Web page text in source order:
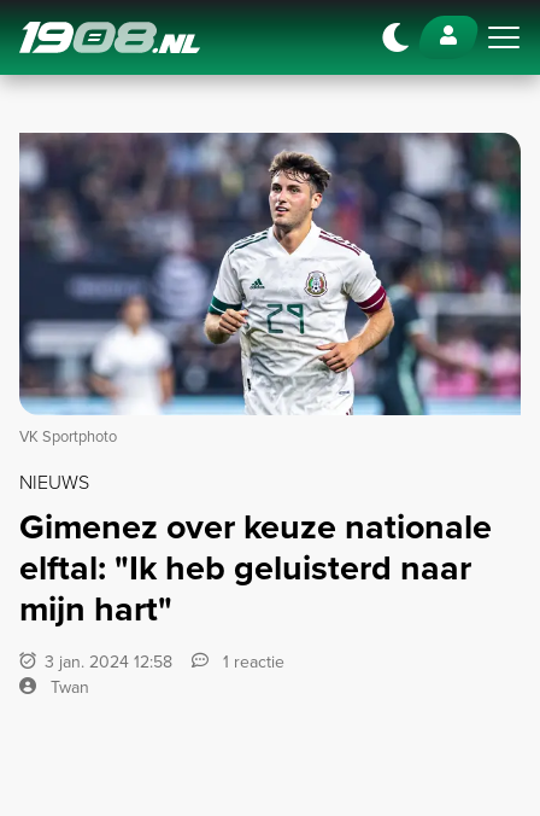
Navigation
VK Sportphoto
NIEUWS
Gimenez over keuze nationale
elftal: "Ik heb geluisterd naar
mijn hart"
3 jan. 2024 12:58
1 reactie
Twan